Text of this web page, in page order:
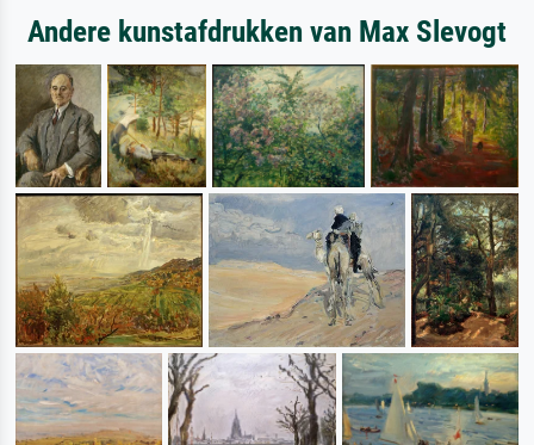
Andere kunstafdrukken van Max Slevogt